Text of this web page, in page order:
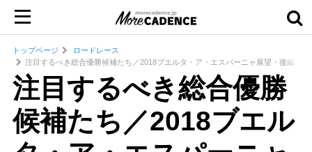
トップページ
ロードレース
注目するべき総合優勝候補たち／2018ブエルタ・ア・エスパーニャ展望・後編
注目するべき総合優勝
候補たち／2018ブエル